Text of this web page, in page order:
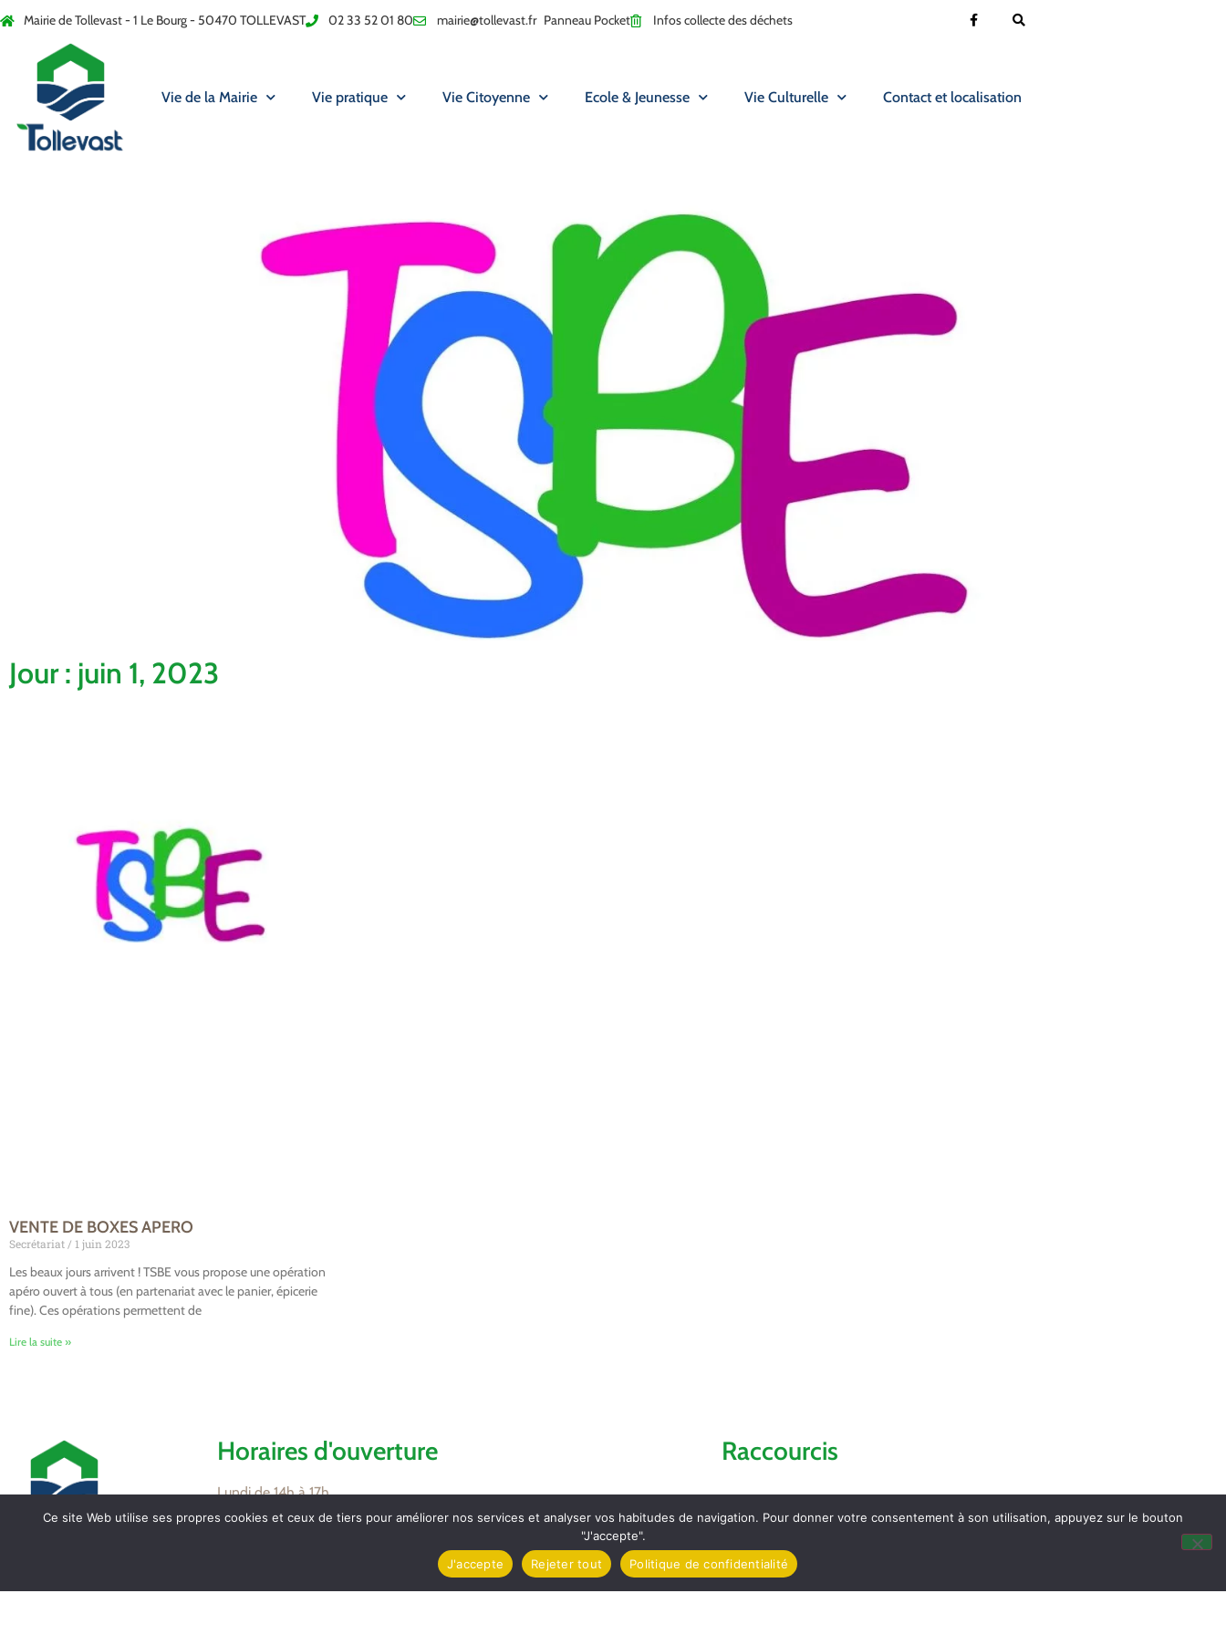
Mairie de Tollevast - 1 Le Bourg - 50470 TOLLEVAST 02 33 52 01 80 mairie@tollevast.fr Panneau Pocket Infos collecte des déchets
Vie de la Mairie Vie pratique Vie Citoyenne Ecole & Jeunesse Vie Culturelle Contact et localisation
Jour : juin 1, 2023
VENTE DE BOXES APERO
Secrétariat 1 juin 2023
Les beaux jours arrivent ! TSBE vous propose une opération
apéro ouvert à tous (en partenariat avec le panier, épicerie
fine). Ces opérations permettent de
Lire la suite »
Horaires d'ouverture
Lundi de 14h à 17h
Mardi de 16h à 18h
Raccourcis
Ce site Web utilise ses propres cookies et ceux de tiers pour améliorer nos services et analyser vos habitudes de navigation. Pour donner votre consentement à son utilisation, appuyez sur le bouton
"J'accepte".
J'accepte
Rejeter tout Politique de confidentialité